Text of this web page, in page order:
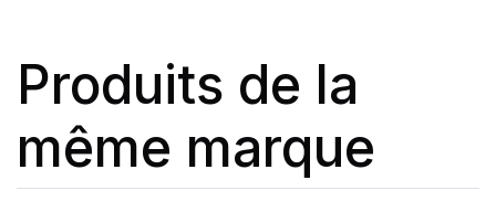
Produits de la
même marque